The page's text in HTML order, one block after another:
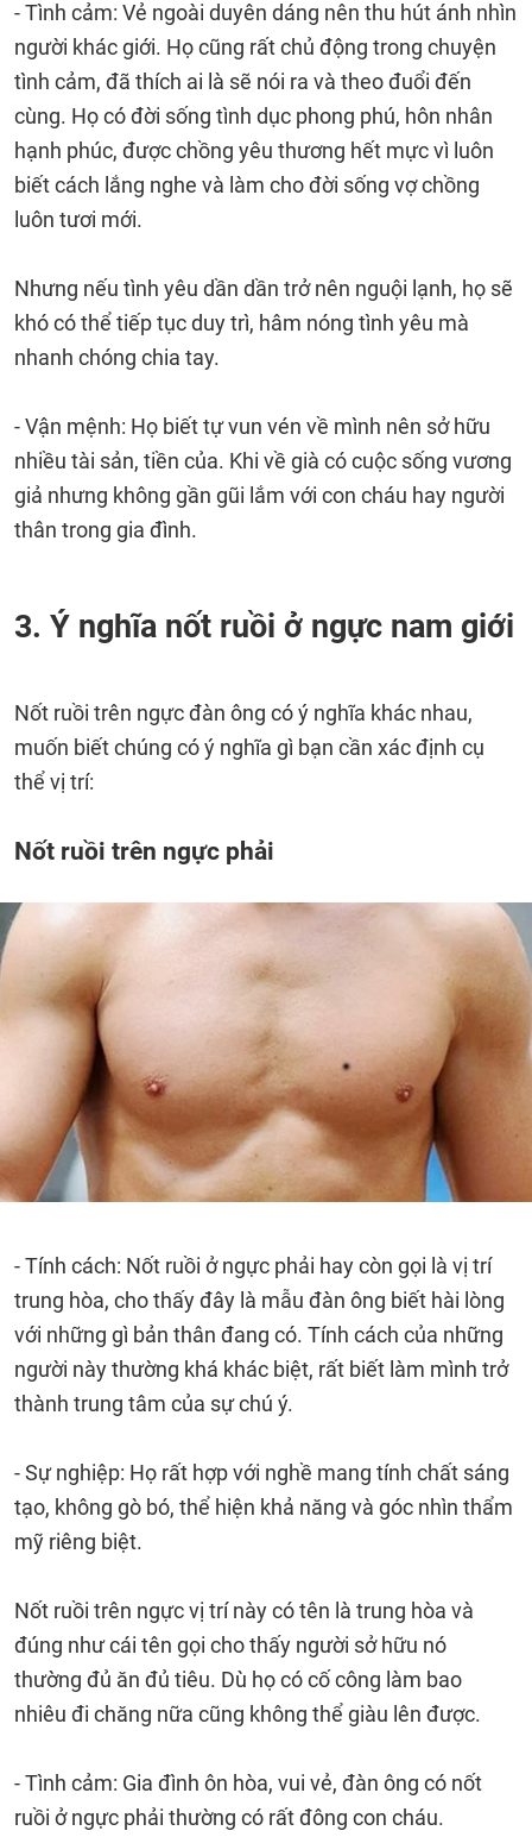
- Tình cảm: Vẻ ngoài duyên dáng nên thu hút ánh nhìn
người khác giới. Họ cũng rất chủ động trong chuyện
tình cảm, đã thích ai là sẽ nói ra và theo đuổi đến
cùng. Họ có đời sống tình dục phong phú, hôn nhân
hạnh phúc, được chồng yêu thương hết mực vì luôn
biết cách lắng nghe và làm cho đời sống vợ chồng
luôn tươi mới.
Nhưng nếu tình yêu dần dần trở nên nguội lạnh, họ sẽ
khó có thể tiếp tục duy trì, hâm nóng tình yêu mà
nhanh chóng chia tay.
- Vận mệnh: Họ biết tự vun vén về mình nên sở hữu
nhiều tài sản, tiền của. Khi về già có cuộc sống vương
giả nhưng không gần gũi lắm với con cháu hay người
thân trong gia đình.
3. Ý nghĩa nốt ruồi ở ngực nam giới
Nốt ruồi trên ngực đàn ông có ý nghĩa khác nhau,
muốn biết chúng có ý nghĩa gì bạn cần xác định cụ
thể vị trí:
Nốt ruồi trên ngực phải
- Tính cách: Nốt ruồi ở ngực phải hay còn gọi là vị trí
trung hòa, cho thấy đây là mẫu đàn ông biết hài lòng
với những gì bản thân đang có. Tính cách của những
người này thường khá khác biệt, rất biết làm mình trở
thành trung tâm của sự chú ý.
- Sự nghiệp: Họ rất hợp với nghề mang tính chất sáng
tạo, không gò bó, thể hiện khả năng và góc nhìn thẩm
mỹ riêng biệt.
Nốt ruồi trên ngực vị trí này có tên là trung hòa và
đúng như cái tên gọi cho thấy người sở hữu nó
thường đủ ăn đủ tiêu. Dù họ có cố công làm bao
nhiêu đi chăng nữa cũng không thể giàu lên được.
- Tình cảm: Gia đình ôn hòa, vui vẻ, đàn ông có nốt
ruồi ở ngực phải thường có rất đông con cháu.